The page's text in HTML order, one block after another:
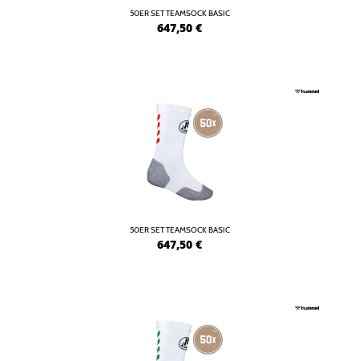
50ER SET TEAMSOCK BASIC
647,50 €
50ER SET TEAMSOCK BASIC
647,50 €